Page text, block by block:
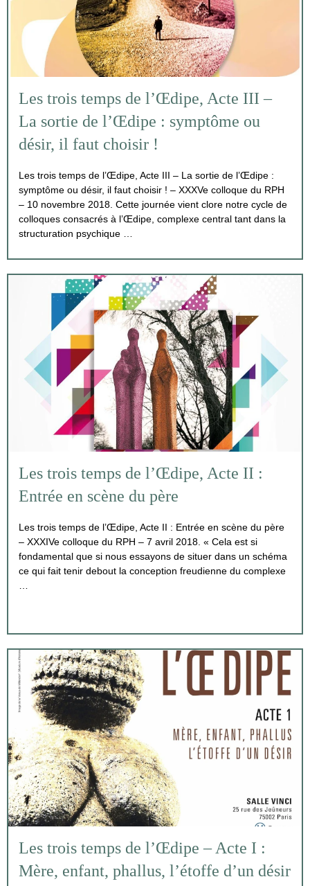
Les trois temps de l’Œdipe, Acte III –
La sortie de l’Œdipe : symptôme ou
désir, il faut choisir !
Les trois temps de l’Œdipe, Acte III – La sortie de l’Œdipe :
symptôme ou désir, il faut choisir ! – XXXVe colloque du RPH
– 10 novembre 2018. Cette journée vient clore notre cycle de
colloques consacrés à l’Œdipe, complexe central tant dans la
structuration psychique …
Les trois temps de l’Œdipe, Acte II :
Entrée en scène du père
Les trois temps de l’Œdipe, Acte II : Entrée en scène du père
– XXXIVe colloque du RPH – 7 avril 2018. « Cela est si
fondamental que si nous essayons de situer dans un schéma
ce qui fait tenir debout la conception freudienne du complexe
Les trois temps de l’Œdipe – Acte I :
Mère, enfant, phallus, l’étoffe d’un désir